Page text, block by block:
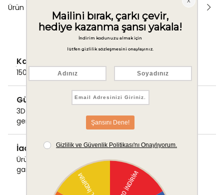
Ürün Önerileri
Kargo Ücretsiz
1500 TL ve üzeri alışverişlerde Kargo bedava!
Güvenli Ödeme
3D Secure ile güvenli ödemenizi
gerçekleştirin.
İade & Değişim Garantisi
Ürünlerinizde sorunsuz iade ve değişim
garantisi.